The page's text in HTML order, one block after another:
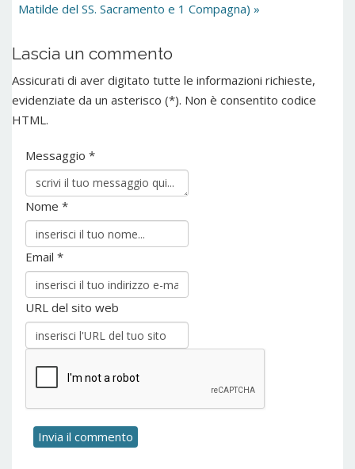
Matilde del SS. Sacramento e 1 Compagna) »
Lascia un commento
Assicurati di aver digitato tutte le informazioni richieste,
evidenziate da un asterisco (*). Non è consentito codice
HTML.
Messaggio *
Nome *
Email *
URL del sito web